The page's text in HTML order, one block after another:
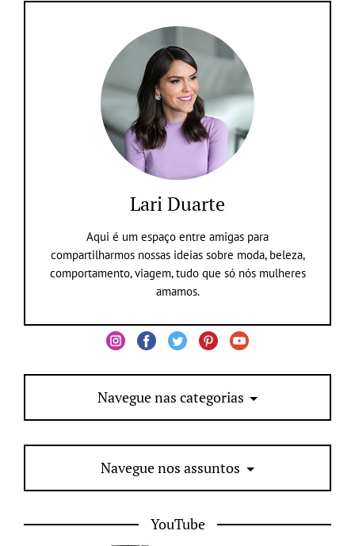
Lari Duarte
Aqui é um espaço entre amigas para
compartilharmos nossas ideias sobre moda, beleza,
comportamento, viagem, tudo que só nós mulheres
amamos.
Navegue nas categorias
Navegue nos assuntos
YouTube